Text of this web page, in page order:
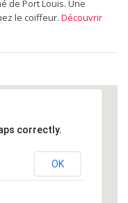
de Port Louis. Une
le coiffeur. Découvrir
correctly.
OK